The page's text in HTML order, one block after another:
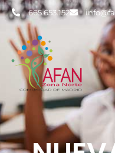
665.653.152